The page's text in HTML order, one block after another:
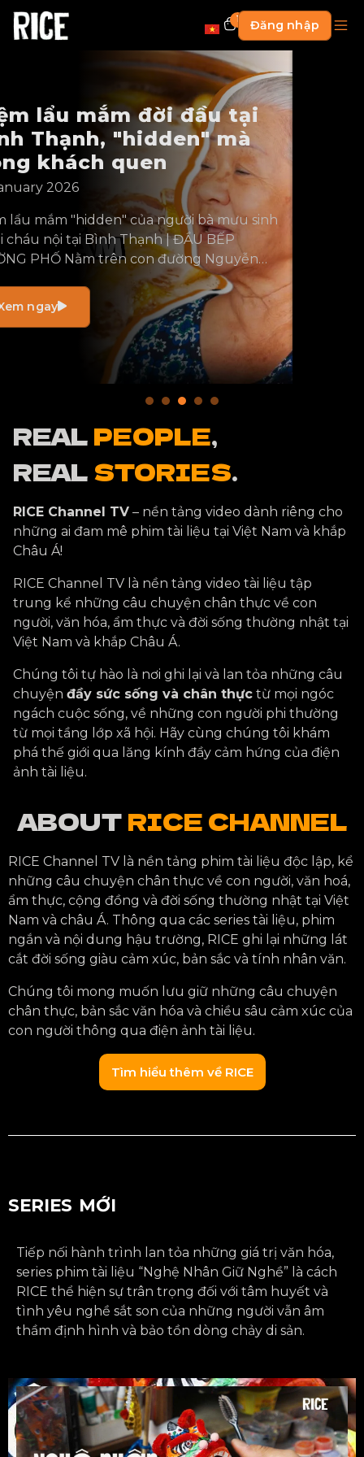
1 Đăng nhập
Tiệm bò né "núp" chung cư
Quận 3, nổi tiếng nhờ tỏi
phi và bà chủ khó tính
8m
QUÉT MÃ QR ĐẦU VIDEO ĐỂ NHẬN BẢN
ĐỒ ĂN UỐNG CỦA RICE
Nhận thấy khu
chung cư mình sống chưa ai bán bò né, cô Út
quyết định tự mày mò học công thức để mở
quán cùng con trai. Điểm nhấn của phần ăn,
ngoài thịt bò tươi, còn là ít tỏi phi rắc trên mặt.
Không chỉ được ủng hộ nhờ hương vị ấn
tượng, quán ăn của gia đình cô còn giữ chân
thực khách nhờ sự sạch sẽ của từng phần ăn,
rổ đựng, hay thậm chí là tờ thực đơn hay chai
nên sự khác biệt, giúp Bò né Cô Út duy trì
Cùng RICE theo dõi câu chuyện của cô Út
Xem ngay
REAL PEOPLE,
REAL STORIES.
RICE Channel TV – nền tảng video dành riêng cho
những ai đam mê phim tài liệu tại Việt Nam và khắp
Châu Á!
RICE Channel TV là nền tảng video tài liệu tập
trung kể những câu chuyện chân thực về con
người, văn hóa, ẩm thực và đời sống thường nhật tại
Việt Nam và khắp Châu Á.
Chúng tôi tự hào là nơi ghi lại và lan tỏa những câu
chuyện đầy sức sống và chân thực từ mọi ngóc
ngách cuộc sống, về những con người phi thường
từ mọi tầng lớp xã hội. Hãy cùng chúng tôi khám
phá thế giới qua lăng kính đầy cảm hứng của điện
ảnh tài liệu.
ABOUT RICE CHANNEL
RICE Channel TV là nền tảng phim tài liệu độc lập, kể
những câu chuyện chân thực về con người, văn hoá,
ẩm thực, cộng đồng và đời sống thường nhật tại Việt
Nam và châu Á. Thông qua các series tài liệu, phim
ngắn và nội dung hậu trường, RICE ghi lại những lát
cắt đời sống giàu cảm xúc, bản sắc và tính nhân văn.
Chúng tôi mong muốn lưu giữ những câu chuyện
chân thực, bản sắc văn hóa và chiều sâu cảm xúc của
con người thông qua điện ảnh tài liệu.
Tìm hiểu thêm về RICE
SERIES MỚI
Tiếp nối hành trình lan tỏa những giá trị văn hóa,
series phim tài liệu “Nghệ Nhân Giữ Nghề” là cách
RICE thể hiện sự trân trọng đối với tâm huyết và
tình yêu nghề sắt son của những người vẫn âm
thầm định hình và bảo tồn dòng chảy di sản.